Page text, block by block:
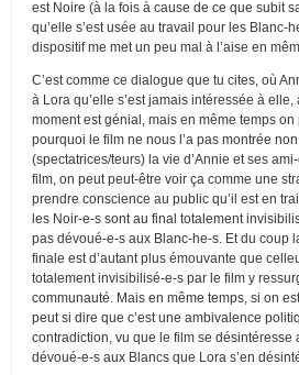
est Noire (à la fois à cause de ce que subit
qu’elle s’est usée au travail pour les Blanc-
dispositif me met un peu mal à l’aise en
C’est comme ce dialogue que tu cites, où
à Lora qu’elle s’est jamais intéressée à
moment est génial, mais en même temps
pourquoi le film ne nous l’a pas montrée
(spectatrices/teurs) la vie d’Annie et ses
film, on peut peut-être voir ça comme une
prendre conscience au public qu’il est en
les Noir-e-s sont au final totalement
pas dévoué-e-s aux Blanc-he-s. Et du coup
finale est d’autant plus émouvante que
totalement invisibilisé-e-s par le film y
communauté. Mais en même temps, si on
peut si dire que c’est une ambivalence
contradiction, vu que le film se désintéresse
dévoué-e-s aux Blancs que Lora s’en